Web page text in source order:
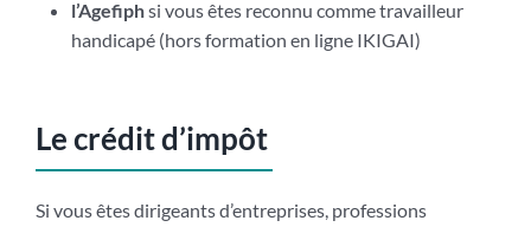
l’Agefiphsi vous êtes reconnu comme travailleur
handicapé (hors formation en ligne IKIGAI)
Le crédit d’impôt
Si vous êtes dirigeants d’entreprises, professions